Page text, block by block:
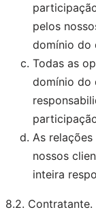
pelos
domínio do
Todas as
domínio do
As
nossos
inteira
8.2. Contratante.